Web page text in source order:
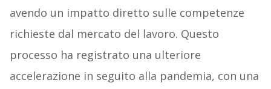
avendo un impatto diretto sulle competenze
richieste dal mercato del lavoro. Questo
processo ha registrato una ulteriore
accelerazione in seguito alla pandemia, con una